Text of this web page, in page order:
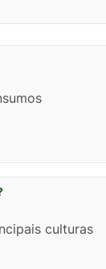
culturas